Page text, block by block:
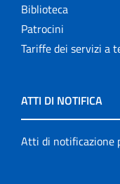
Biblioteca
Patrocini
Tariffe dei servizi a
ATTI DI NOTIFICA
Atti di notificazione